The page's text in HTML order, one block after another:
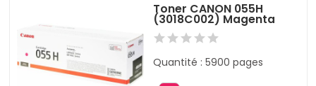
Toner CANON 055H
(3018C002) Magenta
Quantité : 5900 pages